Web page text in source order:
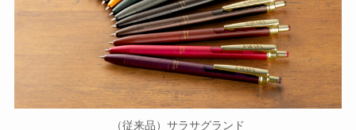
（従来品）サラサグランド